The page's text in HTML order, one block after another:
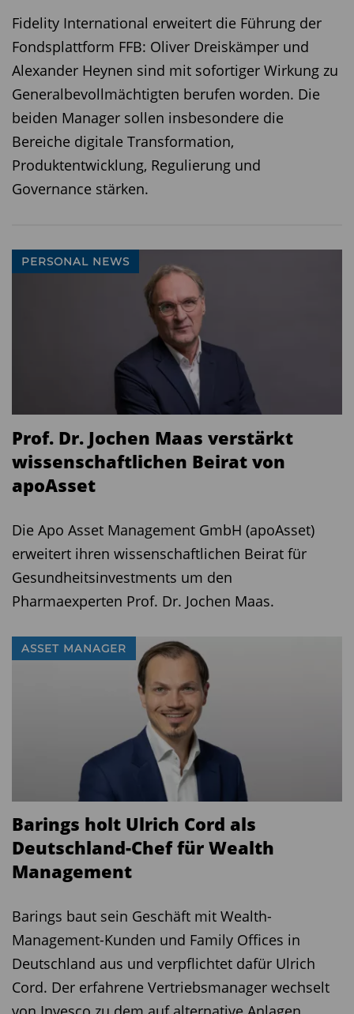
Fidelity International erweitert die Führung der
Fondsplattform FFB: Oliver Dreiskämper und
Alexander Heynen sind mit sofortiger Wirkung zu
Generalbevollmächtigten berufen worden. Die
beiden Manager sollen insbesondere die
Bereiche digitale Transformation,
Produktentwicklung, Regulierung und
Governance stärken.
PERSONAL NEWS
Prof. Dr. Jochen Maas verstärkt
wissenschaftlichen Beirat von
apoAsset
Die Apo Asset Management GmbH (apoAsset)
erweitert ihren wissenschaftlichen Beirat für
Gesundheitsinvestments um den
Pharmaexperten Prof. Dr. Jochen Maas.
ASSET MANAGER
Barings holt Ulrich Cord als
Deutschland-Chef für Wealth
Management
Barings baut sein Geschäft mit Wealth-
Management-Kunden und Family Offices in
Deutschland aus und verpflichtet dafür Ulrich
Cord. Der erfahrene Vertriebsmanager wechselt